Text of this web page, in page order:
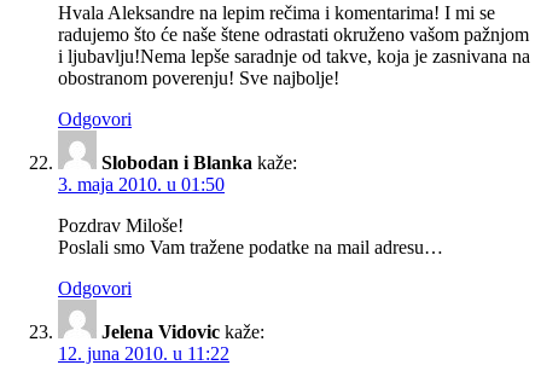
Hvala Aleksandre na lepim rečima i komentarima! I mi se
radujemo što će naše štene odrastati okruženo vašom pažnjom
i ljubavlju!Nema lepše saradnje od takve, koja je zasnivana na
obostranom poverenju! Sve najbolje!
Odgovori
Slobodan i Blanka kaže:
3. maja 2010. u 01:50
Pozdrav Miloše!
Poslali smo Vam tražene podatke na mail adresu…
Odgovori
Jelena Vidovic kaže:
12. juna 2010. u 11:22